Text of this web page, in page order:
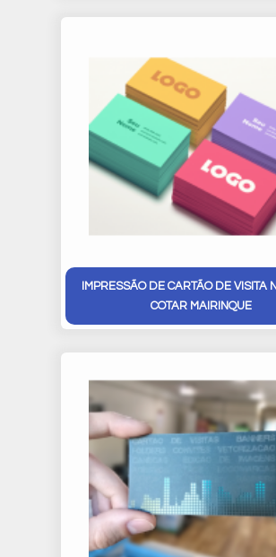
IMPRESSÃO DE CARTÃO DE VISITA
COTAR MAIRINQUE